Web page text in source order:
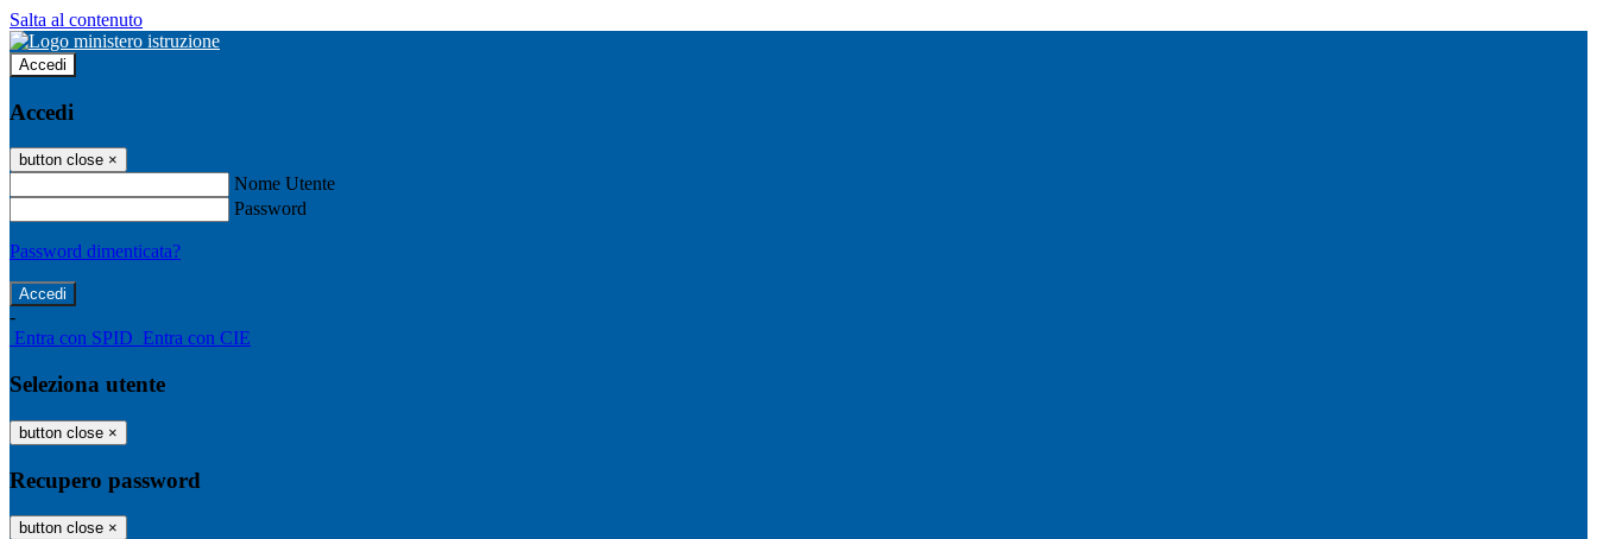
Salta al contenuto
Accedi
Accedi
button close ×
Nome Utente
Password
Password dimenticata?
-
Entra con SPID Entra con CIE
Seleziona utente
button close ×
Recupero password
button close ×